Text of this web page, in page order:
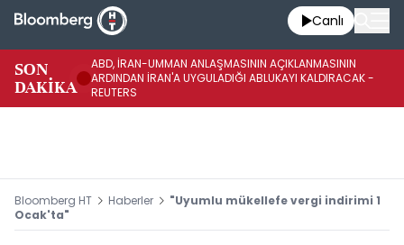
Canlı
SON
DAKİKA
ABD, İRAN-UMMAN ANLAŞMASININ AÇIKLANMASININ
ARDINDAN İRAN'A UYGULADIĞI ABLUKAYI KALDIRACAK -
REUTERS
Bloomberg HT Haberler
"Uyumlu mükellefe vergi indirimi 1
Ocak'ta"